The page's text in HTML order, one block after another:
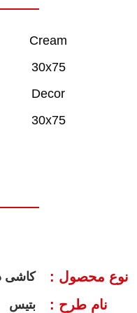
Cream
30x75
Decor
30x75
نوع محصول : کاشی
نام طرح : بتیس